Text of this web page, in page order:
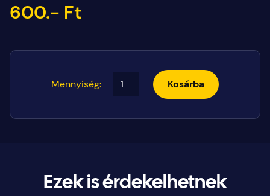
600.- Ft
Mennyiség: Kosárba
Ezek is érdekelhetnek